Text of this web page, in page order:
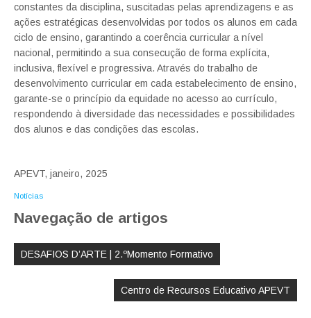
constantes da disciplina, suscitadas pelas aprendizagens e as
ações estratégicas desenvolvidas por todos os alunos em cada
ciclo de ensino, garantindo a coerência curricular a nível
nacional, permitindo a sua consecução de forma explícita,
inclusiva, flexível e progressiva. Através do trabalho de
desenvolvimento curricular em cada estabelecimento de ensino,
garante-se o princípio da equidade no acesso ao currículo,
respondendo à diversidade das necessidades e possibilidades
dos alunos e das condições das escolas.
APEVT, janeiro, 2025
Notícias
Navegação de artigos
DESAFIOS D’ARTE | 2.ºMomento Formativo
Centro de Recursos Educativo APEVT